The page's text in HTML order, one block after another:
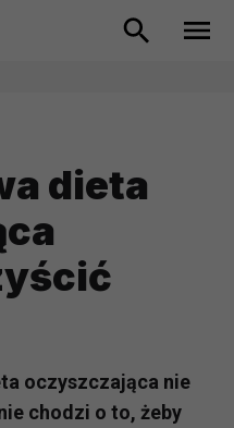
dieta
oczyszczająca nie
chodzi o to, żeby